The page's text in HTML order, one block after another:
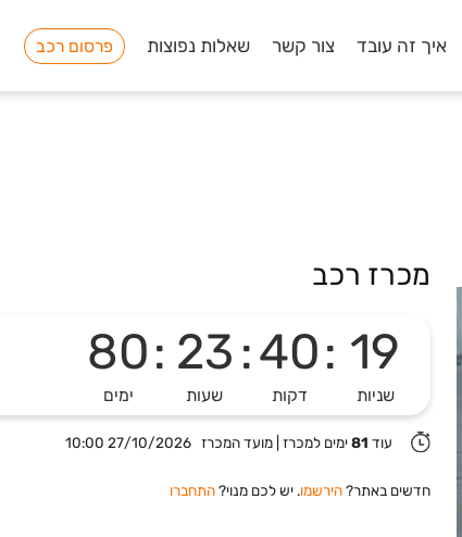
איך זה עובד צור קשר שאלות נפוצות פרסום רכב
מכרז רכב
80
ימים
: 23
שעות
:40
דקות
: 19
שניות
עוד 81ימים למכרז מועד המכרז 27/10/2026 10:00
חדשים באתר?הירשמו. יש לכם מנוי?התחברו